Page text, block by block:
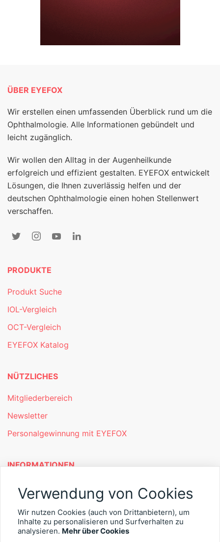
ÜBER EYEFOX
Wir erstellen einen umfassenden Überblick rund um die
Ophthalmologie. Alle Informationen gebündelt und
leicht zugänglich.
Wir wollen den Alltag in der Augenheilkunde
erfolgreich und effizient gestalten. EYEFOX entwickelt
Lösungen, die Ihnen zuverlässig helfen und der
deutschen Ophthalmologie einen hohen Stellenwert
verschaffen.
PRODUKTE
Produkt Suche
IOL-Vergleich
OCT-Vergleich
EYEFOX Katalog
NÜTZLICHES
Mitgliederbereich
Newsletter
Personalgewinnung mit EYEFOX
INFORMATIONEN
Was ist EYEFOX – Ihre Möglichkeiten
Kontakt
Verwendung von Cookies
Wir nutzen Cookies (auch von Drittanbietern), um
Inhalte zu personalisieren und Surfverhalten zu
analysieren. Mehr über Cookies